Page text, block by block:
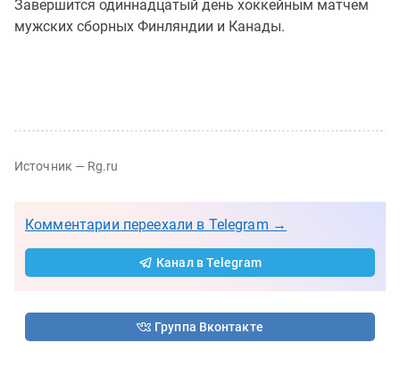
Завершится одиннадцатый день хоккейным матчем
мужских сборных Финляндии и Канады.
Источник — Rg.ru
Комментарии переехали в Telegram →
Канал в Telegram
Группа Вконтакте